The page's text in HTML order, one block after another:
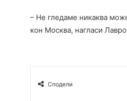
– Не гледаме никаква
кон Москва, нагласи
Сподели